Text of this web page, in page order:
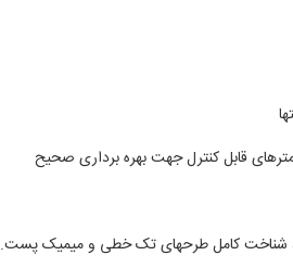
قابل کنترل جهت بهره برداری صحیح
، شناخت کامل طرحهای تک خطی و میمیک پست.